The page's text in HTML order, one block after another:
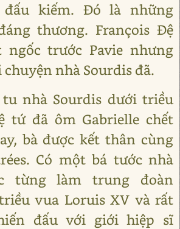
đấu kiếm. Đó là những
thương. François Đệ
trước Pavie nhưng
nhà Sourdis đã.
nhà Sourdis dưới triều
tứ đã ôm Gabrielle chết
bà được kết thân cùng
Có một bá tước nhà
từng làm trung đoàn
vua Loruis XV và rất
đấu với giới hiệp sĩ